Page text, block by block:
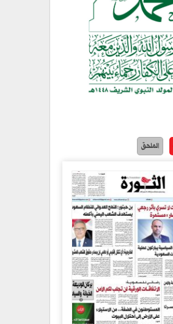
الملحق